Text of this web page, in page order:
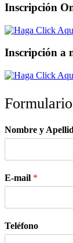
Inscripción
Inscripción a
Nombre y
E-mail *
Teléfono